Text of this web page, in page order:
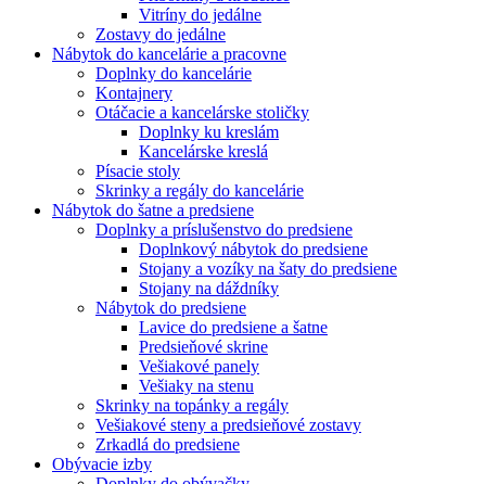
Vitríny do jedálne
Zostavy do jedálne
Nábytok do kancelárie a pracovne
Doplnky do kancelárie
Kontajnery
Otáčacie a kancelárske stoličky
Doplnky ku kreslám
Kancelárske kreslá
Písacie stoly
Skrinky a regály do kancelárie
Nábytok do šatne a predsiene
Doplnky a príslušenstvo do predsiene
Doplnkový nábytok do predsiene
Stojany a vozíky na šaty do predsiene
Stojany na dáždníky
Nábytok do predsiene
Lavice do predsiene a šatne
Predsieňové skrine
Vešiakové panely
Vešiaky na stenu
Skrinky na topánky a regály
Vešiakové steny a predsieňové zostavy
Zrkadlá do predsiene
Obývacie izby